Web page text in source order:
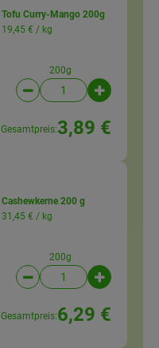
Tofu Curry-Mango 200g
19,45 € / kg
200g
Artikelanzahl
Gesamtpreis:3,89 €
Cashewkerne 200 g
31,45 € / kg
200g
Artikelanzahl
Gesamtpreis:6,29 €